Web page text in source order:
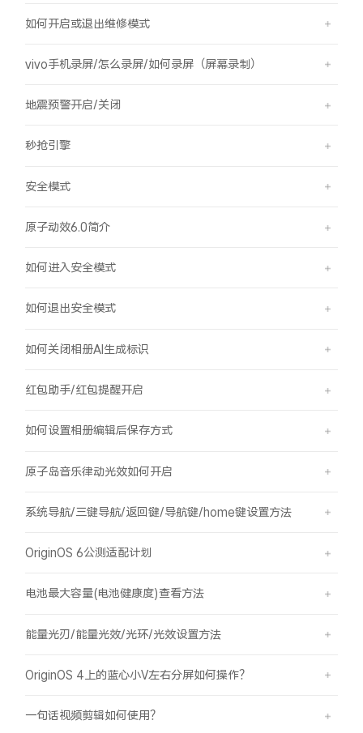
如何开启或退出维修模式
vivo手机录屏/怎么录屏/如何录屏（屏幕录制）
地震预警开启/关闭
秒抢引擎
安全模式
原子动效6.0简介
如何进入安全模式
如何退出安全模式
如何关闭相册AI生成标识
红包助手/红包提醒开启
如何设置相册编辑后保存方式
原子岛音乐律动光效如何开启
系统导航/三键导航/返回键/导航键/home键设置方法
OriginOS 6公测适配计划
电池最大容量(电池健康度)查看方法
能量光刃/能量光效/光环/光效设置方法
OriginOS 4上的蓝心小V左右分屏如何操作？
一句话视频剪辑如何使用？